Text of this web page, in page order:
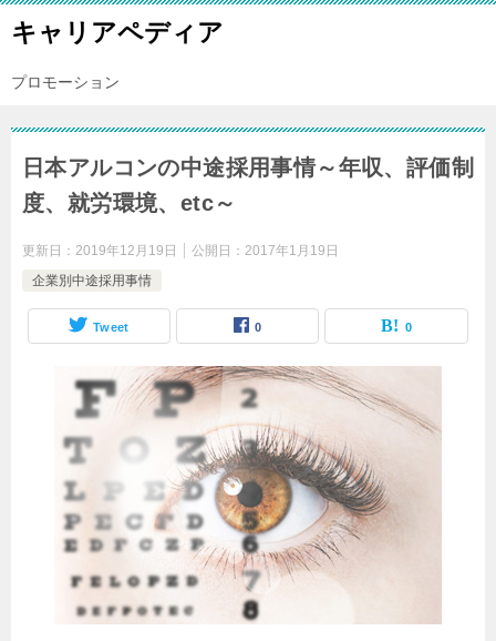
キャリアペディア
プロモーション
日本アルコンの中途採用事情～年収、評価制
度、就労環境、etc～
更新日： 2019年12月19日 公開日： 2017年1月19日
企業別中途採用事情
Tweet 0 0